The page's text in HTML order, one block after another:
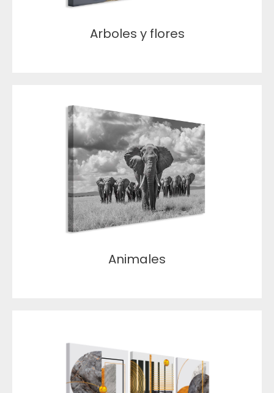
Arboles y flores
Animales